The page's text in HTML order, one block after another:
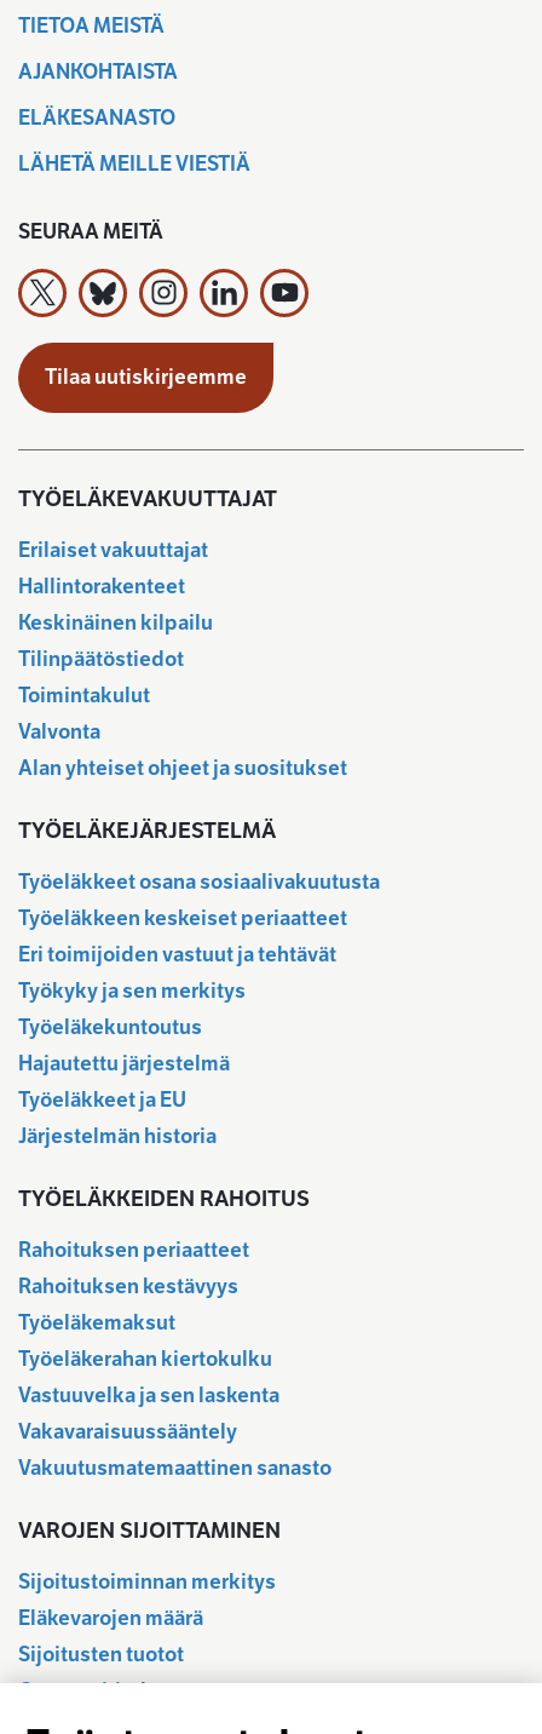
TIETOA MEISTÄ
AJANKOHTAISTA
ELÄKESANASTO
LÄHETÄ MEILLE VIESTIÄ
SEURAA MEITÄ
Työeläkevakuuttajat TELA ry X:ssä
Työeläkevakuuttajat TELA ry Bluesky:ssa
Työeläkevakuuttajat TELA ry
Työeläkevakuuttajat TELA ry
Työeläkevakuuttajat TELA ry
Tilaa uutiskirjeemme
TYÖELÄKEVAKUUTTAJAT
Erilaiset vakuuttajat
Hallintorakenteet
Keskinäinen kilpailu
Tilinpäätöstiedot
Toimintakulut
Valvonta
Alan yhteiset ohjeet ja suositukset
TYÖELÄKEJÄRJESTELMÄ
Työeläkkeet osana sosiaalivakuutusta
Työeläkkeen keskeiset periaatteet
Eri toimijoiden vastuut ja tehtävät
Työkyky ja sen merkitys
Työeläkekuntoutus
Hajautettu järjestelmä
Työeläkkeet ja EU
Järjestelmän historia
TYÖELÄKKEIDEN RAHOITUS
Rahoituksen periaatteet
Rahoituksen kestävyys
Työeläkemaksut
Työeläkerahan kiertokulku
Vastuuvelka ja sen laskenta
Vakavaraisuussääntely
Vakuutusmatemaattinen sanasto
VAROJEN SIJOITTAMINEN
Sijoitustoiminnan merkitys
Eläkevarojen määrä
Sijoitusten tuotot
Osavuositiedot
Tilastotietokanta